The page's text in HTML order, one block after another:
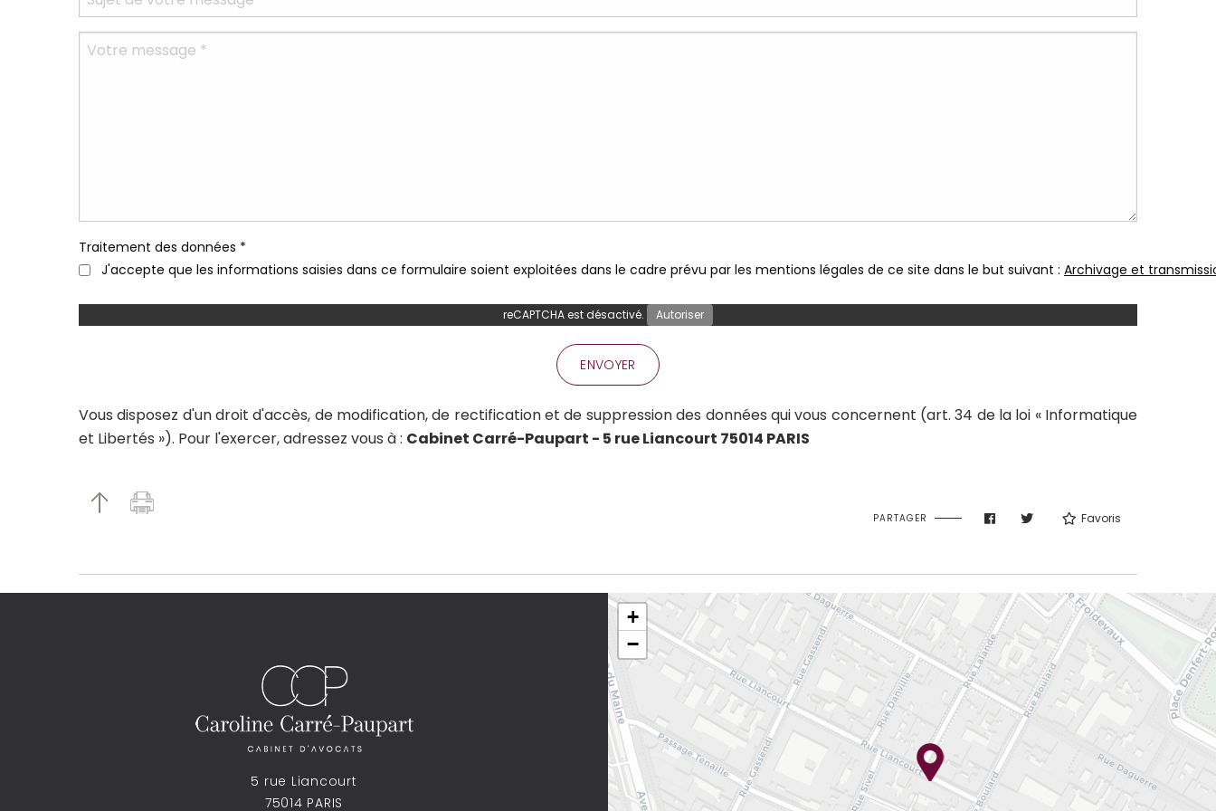
Traitement des données *
J'accepte que les informations saisies dans ce formulaire soient exploitées dans le cadre prévu par les mentions légales de ce site dans le but suivant : Archivage et
reCAPTCHA est désactivé. Autoriser
ENVOYER
Vous disposez d'un droit d'accès, de modification, de rectification et de suppression des données qui vous concernent (art. 34 de la loi « Informatique
et Libertés »). Pour l'exercer, adressez vous à : Cabinet Carré-Paupart - 5 rue Liancourt 75014 PARIS
PARTAGER Favoris
5 rue Liancourt
75014 PARIS
+
−